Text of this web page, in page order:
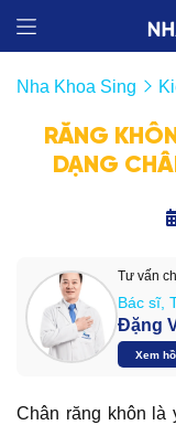
Nha Khoa Sing
RĂNG
DẠNG
Tư vấn
Bác sĩ,
Đặng
Xem
Chân răng khôn là